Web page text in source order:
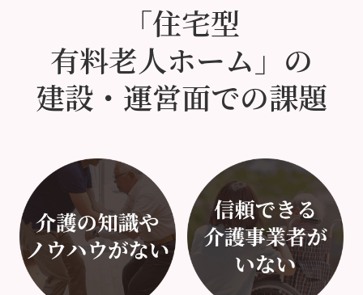
「住宅型
有料老人ホーム」の
建設・運営面での課題